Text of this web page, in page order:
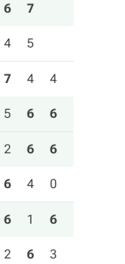
6 7
4 5
7 4 4
5 6 6
2 6 6
6 4 0
6 1 6
2 6 3